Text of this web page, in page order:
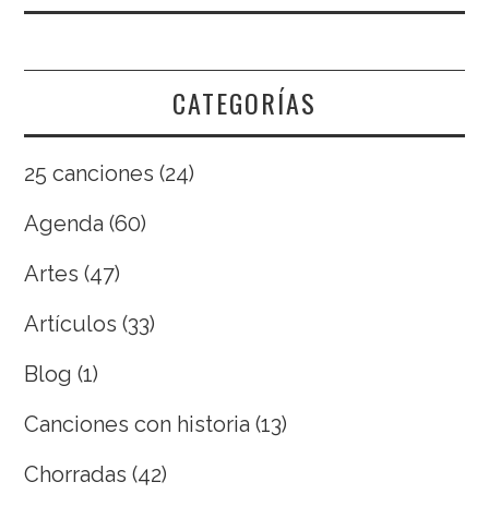
CATEGORÍAS
25 canciones (24)
Agenda (60)
Artes (47)
Artículos (33)
Blog (1)
Canciones con historia (13)
Chorradas (42)